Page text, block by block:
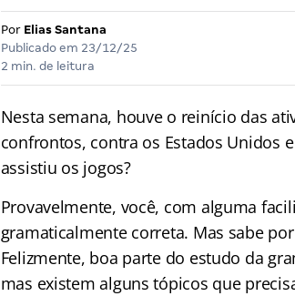
Por Elias Santana
Publicado em 23/12/25
2 min. de leitura
Nesta semana, houve o reinício das
confrontos, contra os Estados Unidos
assistiu os jogos?
Provavelmente, você, com alguma
gramaticalmente correta. Mas sabe
Felizmente, boa parte do estudo da
mas existem alguns tópicos que